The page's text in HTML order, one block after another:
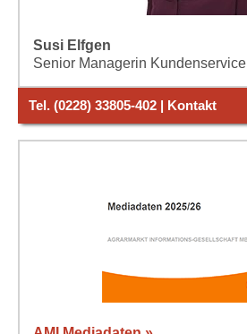
Susi Elfgen
Senior Managerin Kundenservice
Tel. (0228) 33805-402 | Kontakt